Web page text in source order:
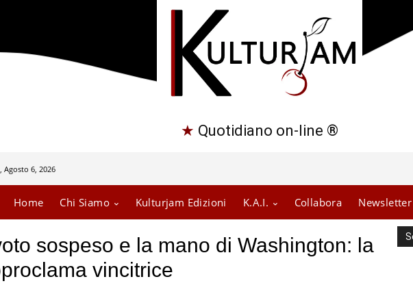
★ Quotidiano on-line ®
Agosto 6, 2026
Home Chi Siamo Kulturjam Edizioni K.A.I. Collabora Newsletter
sospeso e la mano di Washington: la
vincitrice